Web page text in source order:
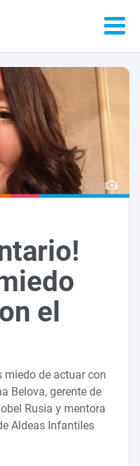
el
miedo de actuar con
Belova, gerente de
Rusia y mentora
Aldeas Infantiles